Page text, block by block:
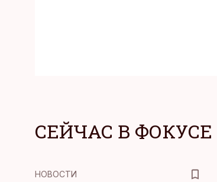
СЕЙЧАС В ФОКУСЕ
НОВОСТИ